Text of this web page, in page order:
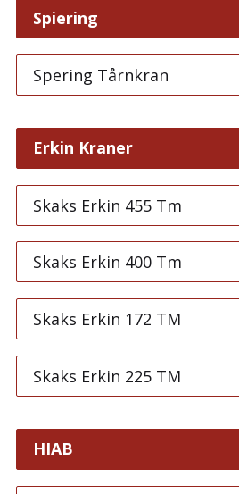
Spiering
Spering Tårnkran
Erkin Kraner
Skaks Erkin 455 Tm
Skaks Erkin 400 Tm
Skaks Erkin 172 TM
Skaks Erkin 225 TM
HIAB